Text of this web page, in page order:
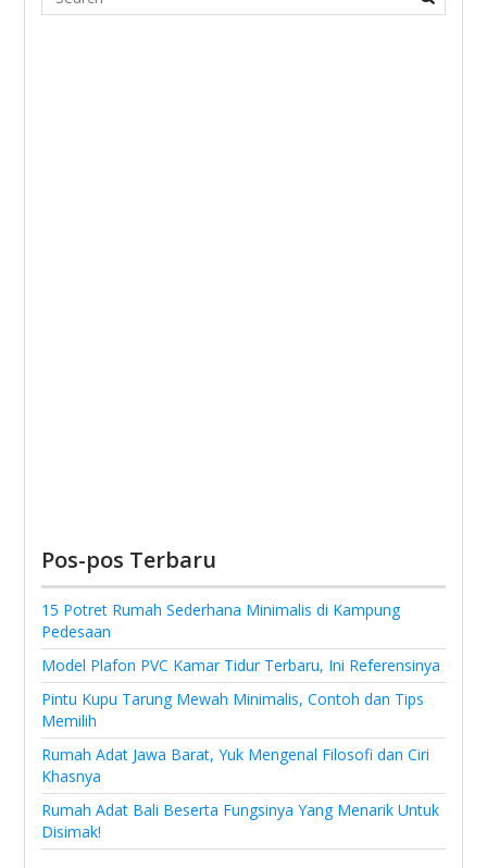
Pos-pos Terbaru
15 Potret Rumah Sederhana Minimalis di Kampung
Pedesaan
Model Plafon PVC Kamar Tidur Terbaru, Ini Referensinya
Pintu Kupu Tarung Mewah Minimalis, Contoh dan Tips
Memilih
Rumah Adat Jawa Barat, Yuk Mengenal Filosofi dan Ciri
Khasnya
Rumah Adat Bali Beserta Fungsinya Yang Menarik Untuk
Disimak!